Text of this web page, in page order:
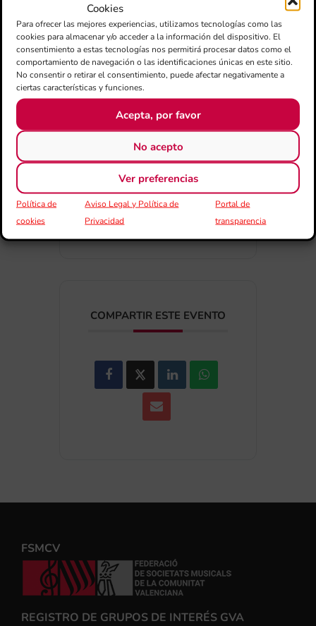
Cookies
Para ofrecer las mejores experiencias, utilizamos tecnologías como las
cookies para almacenar y/o acceder a la información del dispositivo. El
consentimiento a estas tecnologías nos permitirá procesar datos como el
comportamiento de navegación o las identificaciones únicas en este sitio.
No consentir o retirar el consentimiento, puede afectar negativamente a
ciertas características y funciones.
Acepta, por favor
No acepto
Ver preferencias
Política de
cookies
Aviso Legal y Política de
Privacidad
Portal de
transparencia
CATEGORÍA
Conciertos
+ Añadir a Google Calendar
+ exportación iCal / Outlook
COMPARTIR ESTE EVENTO
FSMCV
REGISTRO DE GRUPOS DE INTERÉS GVA